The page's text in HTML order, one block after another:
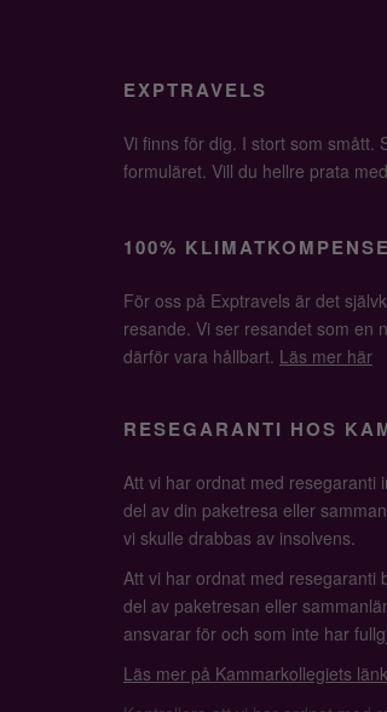
EXPTRAVELS
Vi finns för dig. I stort som smått.
formuläret. Vill du hellre prata
100%
För oss på Exptravels är det
resande. Vi ser resandet som en
därför vara hållbart. Läs mer här
RESEGARANTI HOS
Att vi har ordnat med resegaranti
del av din paketresa eller
vi skulle drabbas av insolvens.
Att vi har ordnat med resegaranti
del av paketresan eller
ansvarar för och som inte har
Läs mer på Kammarkollegiets